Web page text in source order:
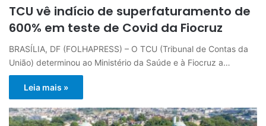
TCU vê indício de superfaturamento de
600% em teste de Covid da Fiocruz
BRASÍLIA, DF (FOLHAPRESS) – O TCU (Tribunal de Contas da
União) determinou ao Ministério da Saúde e à Fiocruz a…
Leia mais »